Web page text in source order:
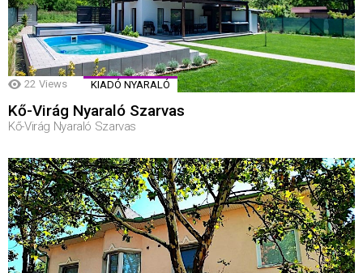
22 Views KIADÓ NYARALÓ
Kő-Virág Nyaraló Szarvas
Kő-Virág Nyaraló Szarvas